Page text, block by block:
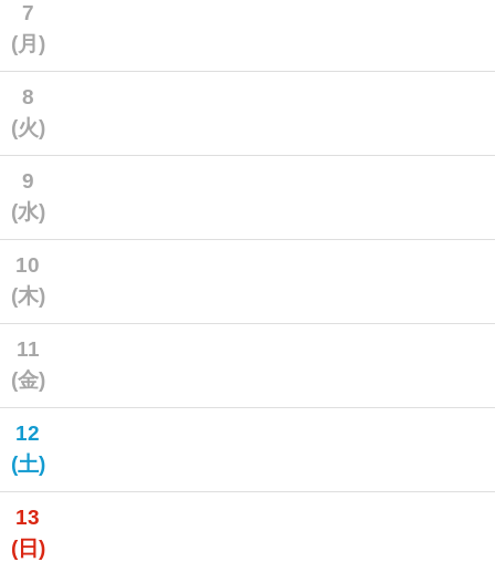
7
(月)
8
(火)
9
(水)
10
(木)
11
(金)
12
(土)
13
(日)